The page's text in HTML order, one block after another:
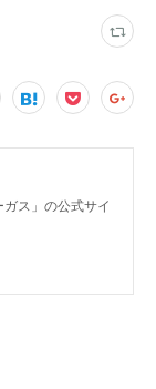
ス」の公式サイ